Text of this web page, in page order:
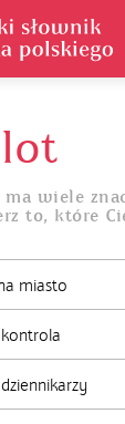
ma wiele
to, które
miasto